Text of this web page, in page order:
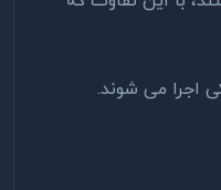
اجرا می شوند.